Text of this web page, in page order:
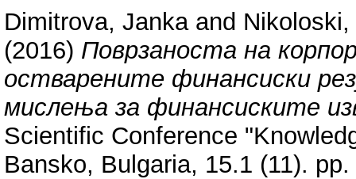
Dimitrova, Jankaand
(2016) Поврзаноста на
остварените финансиски
мислења за финансиските
Scientific Conference
Bansko, Bulgaria, 15.1 (11).